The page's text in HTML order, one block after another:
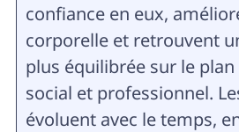
confiance en eux,
corporelle et retrouvent
plus équilibrée sur le
social et professionnel.
évoluent avec le temps,